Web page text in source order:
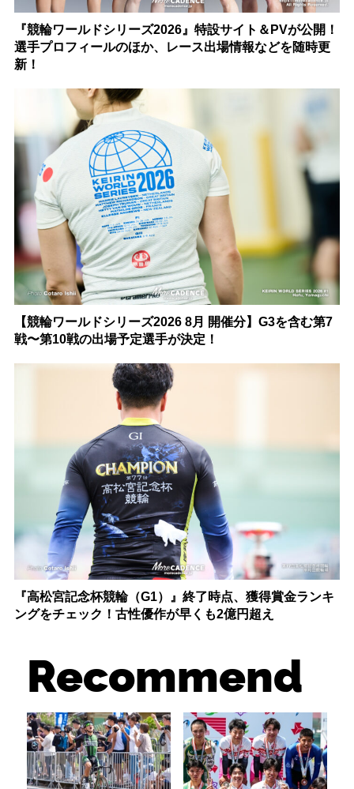
『競輪ワールドシリーズ2026』特設サイト＆PVが公開！
選手プロフィールのほか、レース出場情報などを随時更
新！
【競輪ワールドシリーズ2026 8月 開催分】G3を含む第7
戦〜第10戦の出場予定選手が決定！
『高松宮記念杯競輪（G1）』終了時点、獲得賞金ランキ
ングをチェック！古性優作が早くも2億円超え
Recommend